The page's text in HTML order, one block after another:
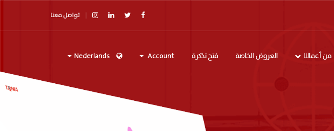
تواصل معنا
من أعمالنا العروض الخاصة فتح تذكرة Account
Nederlands